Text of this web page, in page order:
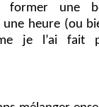
former une
heure (ou
je l’ai fait